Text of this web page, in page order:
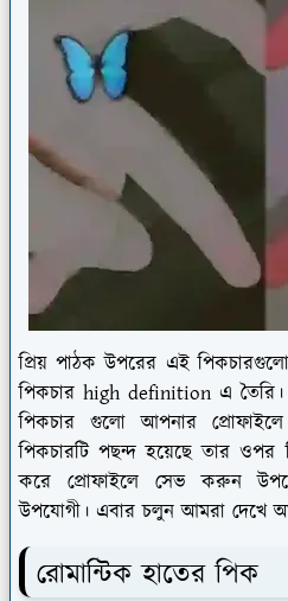
প্রিয় পাঠক উপরের এই
পিকচার high definition এ
পিকচার গুলো আপনার
পিকচারটি পছন্দ হয়েছে তার
করে প্রোফাইলে সেভ করুন
উপযোগী। এবার চলুন আমরা দেখে
রোমান্টিক হাতের পিক